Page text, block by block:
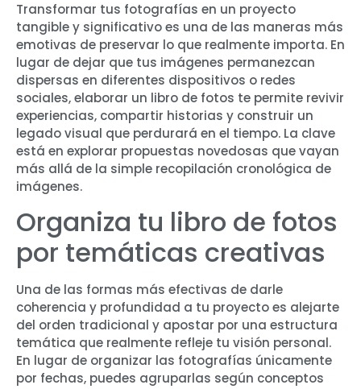
Transformar tus fotografías en un proyecto
tangible y significativo es una de las maneras más
emotivas de preservar lo que realmente importa. En
lugar de dejar que tus imágenes permanezcan
dispersas en diferentes dispositivos o redes
sociales, elaborar un libro de fotos te permite revivir
experiencias, compartir historias y construir un
legado visual que perdurará en el tiempo. La clave
está en explorar propuestas novedosas que vayan
más allá de la simple recopilación cronológica de
imágenes.
Organiza tu libro de fotos
por temáticas creativas
Una de las formas más efectivas de darle
coherencia y profundidad a tu proyecto es alejarte
del orden tradicional y apostar por una estructura
temática que realmente refleje tu visión personal.
En lugar de organizar las fotografías únicamente
por fechas, puedes agruparlas según conceptos